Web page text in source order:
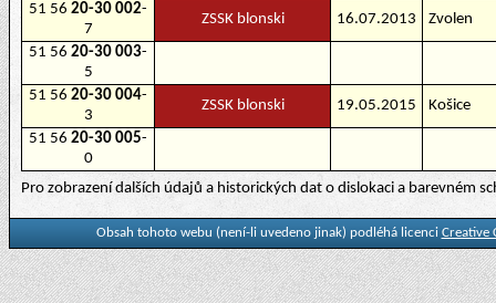
51 56 20-30 002-
7
ZSSK blonski 16.07.2013
Zvolen
51 56 20-30 003-
5
51 56 20-30 004-
3
ZSSK blonski 19.05.2015
Košice
51 56 20-30 005-
0
Pro zobrazení dalších údajů a historických dat o dislokaci a barevném
Obsah tohoto webu (není-li uvedeno jinak) podléhá licenci Creative